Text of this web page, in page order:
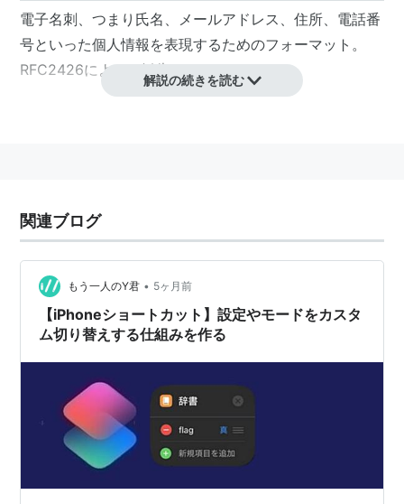
電子名刺、つまり氏名、メールアドレス、住所、電話番
号といった個人情報を表現するためのフォーマット。
RFC2426によって勧告されている。
解説の続きを読む
関連ブログ
もう一人のY君 • 5ヶ月前
【iPhoneショートカット】設定やモードをカスタ
ム切り替えする仕組みを作る